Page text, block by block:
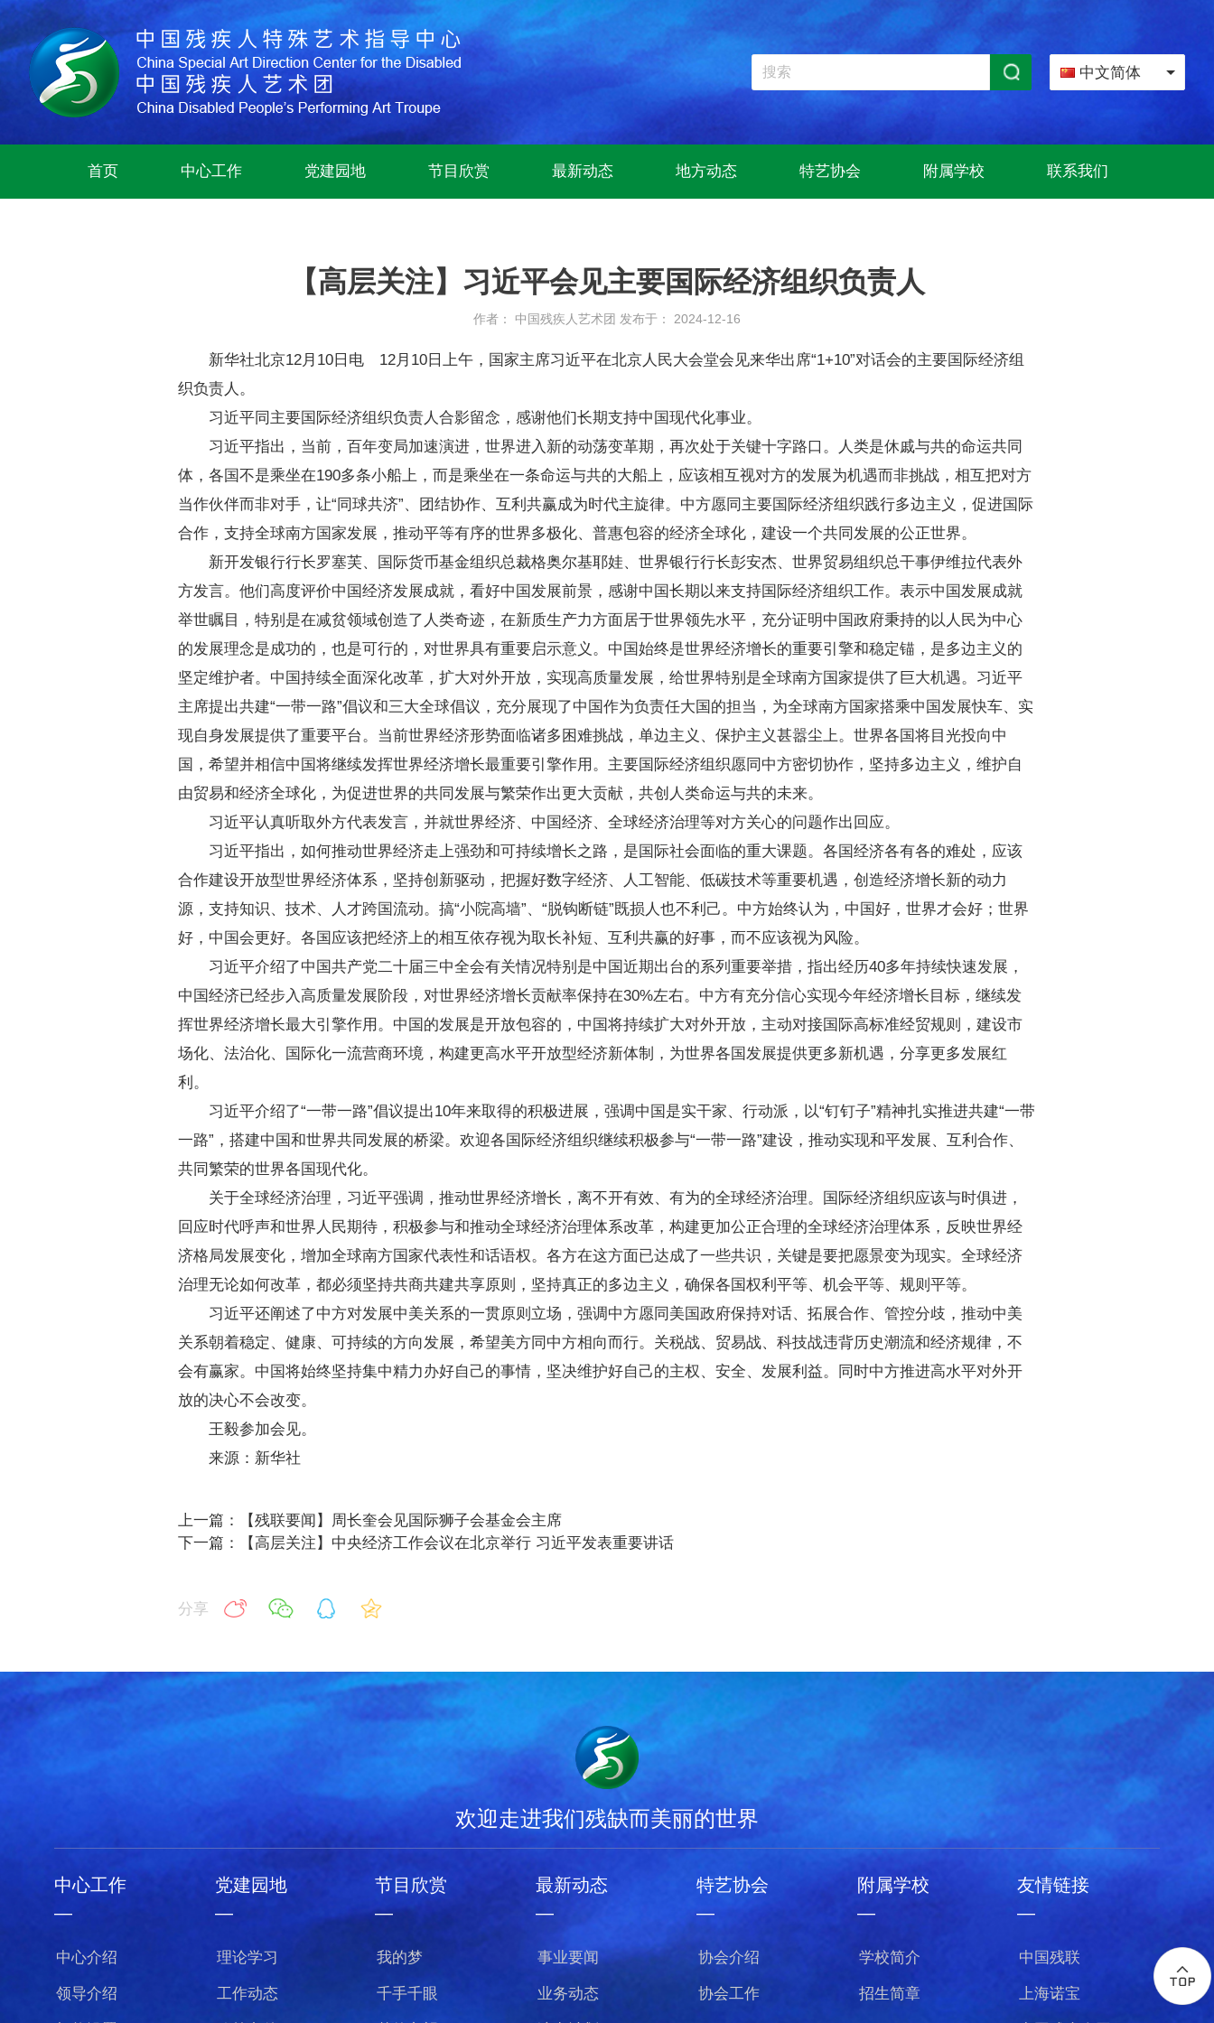
中文简体
首页 中心工作 党建园地 节目欣赏 最新动态 地方动态 特艺协会 附属学校 联系我们
【高层关注】习近平会见主要国际经济组织负责人
作者： 中国残疾人艺术团 发布于： 2024-12-16
新华社北京12月10日电 12月10日上午，国家主席习近平在北京人民大会堂会见来华出席“1+10”对话会的主要国际经济组
织负责人。
习近平同主要国际经济组织负责人合影留念，感谢他们长期支持中国现代化事业。
习近平指出，当前，百年变局加速演进，世界进入新的动荡变革期，再次处于关键十字路口。人类是休戚与共的命运共同
体，各国不是乘坐在190多条小船上，而是乘坐在一条命运与共的大船上，应该相互视对方的发展为机遇而非挑战，相互把对方
当作伙伴而非对手，让“同球共济”、团结协作、互利共赢成为时代主旋律。中方愿同主要国际经济组织践行多边主义，促进国际
合作，支持全球南方国家发展，推动平等有序的世界多极化、普惠包容的经济全球化，建设一个共同发展的公正世界。
新开发银行行长罗塞芙、国际货币基金组织总裁格奥尔基耶娃、世界银行行长彭安杰、世界贸易组织总干事伊维拉代表外
方发言。他们高度评价中国经济发展成就，看好中国发展前景，感谢中国长期以来支持国际经济组织工作。表示中国发展成就
举世瞩目，特别是在减贫领域创造了人类奇迹，在新质生产力方面居于世界领先水平，充分证明中国政府秉持的以人民为中心
的发展理念是成功的，也是可行的，对世界具有重要启示意义。中国始终是世界经济增长的重要引擎和稳定锚，是多边主义的
坚定维护者。中国持续全面深化改革，扩大对外开放，实现高质量发展，给世界特别是全球南方国家提供了巨大机遇。习近平
主席提出共建“一带一路”倡议和三大全球倡议，充分展现了中国作为负责任大国的担当，为全球南方国家搭乘中国发展快车、实
现自身发展提供了重要平台。当前世界经济形势面临诸多困难挑战，单边主义、保护主义甚嚣尘上。世界各国将目光投向中
国，希望并相信中国将继续发挥世界经济增长最重要引擎作用。主要国际经济组织愿同中方密切协作，坚持多边主义，维护自
由贸易和经济全球化，为促进世界的共同发展与繁荣作出更大贡献，共创人类命运与共的未来。
习近平认真听取外方代表发言，并就世界经济、中国经济、全球经济治理等对方关心的问题作出回应。
习近平指出，如何推动世界经济走上强劲和可持续增长之路，是国际社会面临的重大课题。各国经济各有各的难处，应该
合作建设开放型世界经济体系，坚持创新驱动，把握好数字经济、人工智能、低碳技术等重要机遇，创造经济增长新的动力
源，支持知识、技术、人才跨国流动。搞“小院高墙”、“脱钩断链”既损人也不利己。中方始终认为，中国好，世界才会好；世界
好，中国会更好。各国应该把经济上的相互依存视为取长补短、互利共赢的好事，而不应该视为风险。
习近平介绍了中国共产党二十届三中全会有关情况特别是中国近期出台的系列重要举措，指出经历40多年持续快速发展，
中国经济已经步入高质量发展阶段，对世界经济增长贡献率保持在30%左右。中方有充分信心实现今年经济增长目标，继续发
挥世界经济增长最大引擎作用。中国的发展是开放包容的，中国将持续扩大对外开放，主动对接国际高标准经贸规则，建设市
场化、法治化、国际化一流营商环境，构建更高水平开放型经济新体制，为世界各国发展提供更多新机遇，分享更多发展红
利。
习近平介绍了“一带一路”倡议提出10年来取得的积极进展，强调中国是实干家、行动派，以“钉钉子”精神扎实推进共建“一带
一路”，搭建中国和世界共同发展的桥梁。欢迎各国际经济组织继续积极参与“一带一路”建设，推动实现和平发展、互利合作、
共同繁荣的世界各国现代化。
关于全球经济治理，习近平强调，推动世界经济增长，离不开有效、有为的全球经济治理。国际经济组织应该与时俱进，
回应时代呼声和世界人民期待，积极参与和推动全球经济治理体系改革，构建更加公正合理的全球经济治理体系，反映世界经
济格局发展变化，增加全球南方国家代表性和话语权。各方在这方面已达成了一些共识，关键是要把愿景变为现实。全球经济
治理无论如何改革，都必须坚持共商共建共享原则，坚持真正的多边主义，确保各国权利平等、机会平等、规则平等。
习近平还阐述了中方对发展中美关系的一贯原则立场，强调中方愿同美国政府保持对话、拓展合作、管控分歧，推动中美
关系朝着稳定、健康、可持续的方向发展，希望美方同中方相向而行。关税战、贸易战、科技战违背历史潮流和经济规律，不
会有赢家。中国将始终坚持集中精力办好自己的事情，坚决维护好自己的主权、安全、发展利益。同时中方推进高水平对外开
放的决心不会改变。
王毅参加会见。
来源： 新华社
上一篇：【残联要闻】周长奎会见国际狮子会基金会主席
下一篇：【高层关注】中央经济工作会议在北京举行 习近平发表重要讲话
分享
欢迎走进我们残缺而美丽的世界
中心工作
—
中心介绍
领导介绍
党建园地
—
理论学习
工作动态
节目欣赏
—
我的梦
千手千眼
最新动态
—
事业要闻
业务动态
特艺协会
—
协会介绍
协会工作
附属学校
—
学校简介
招生简章
友情链接
—
中国残联
上海诺宝